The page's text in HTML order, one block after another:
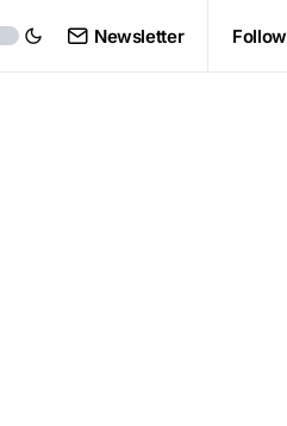
Newsletter Follow